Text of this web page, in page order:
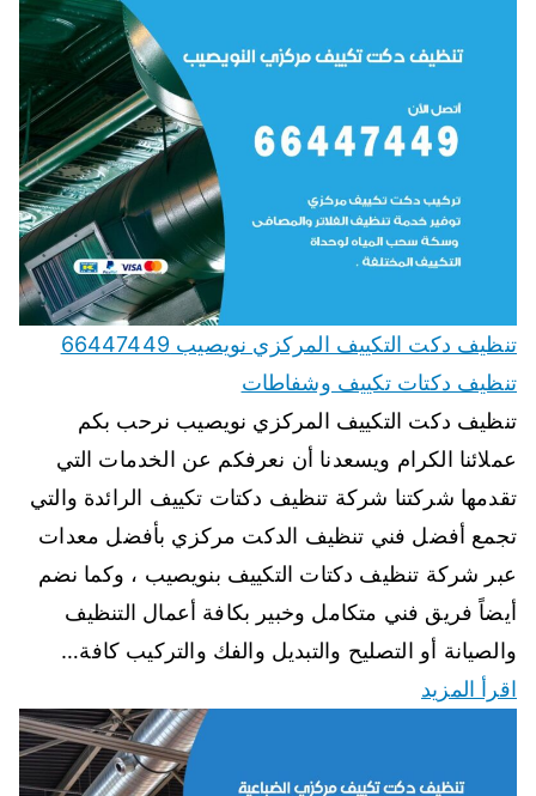
تنظيف دكت التكييف المركزي نويصيب 66447449
تنظيف دكتات تكييف وشفاطات
تنظيف دكت التكييف المركزي نويصيب نرحب بكم
عملائنا الكرام ويسعدنا أن نعرفكم عن الخدمات التي
تقدمها شركتنا شركة تنظيف دكتات تكييف الرائدة والتي
تجمع أفضل فني تنظيف الدكت مركزي بأفضل معدات
عبر شركة تنظيف دكتات التكييف بنويصيب ، وكما نضم
أيضاً فريق فني متكامل وخبير بكافة أعمال التنظيف
والصيانة أو التصليح والتبديل والفك والتركيب كافة…
اقرأ المزيد